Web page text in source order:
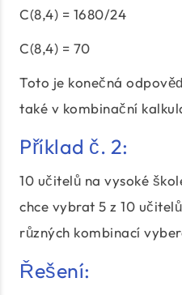
C(8,4) = 1680/24
C(8,4) = 70
Toto je konečná
také v kombinační
Příklad č. 2:
10 učitelů na vysoké
chce vybrat 5 z 10
různých kombinací
Řešení: